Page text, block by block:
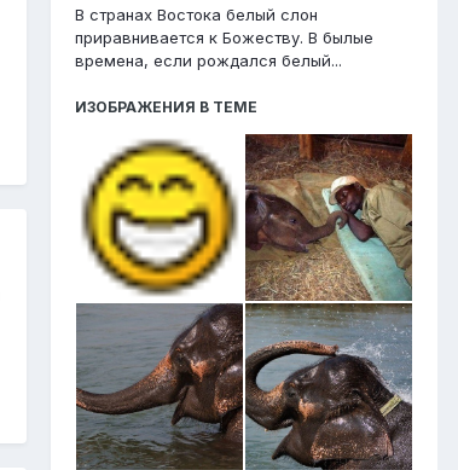
В странах Востока белый слон
приравнивается к Божеству. В былые
времена, если рождался белый...
ИЗОБРАЖЕНИЯ В ТЕМЕ